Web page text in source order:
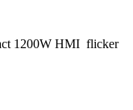
1200W HMI flicker